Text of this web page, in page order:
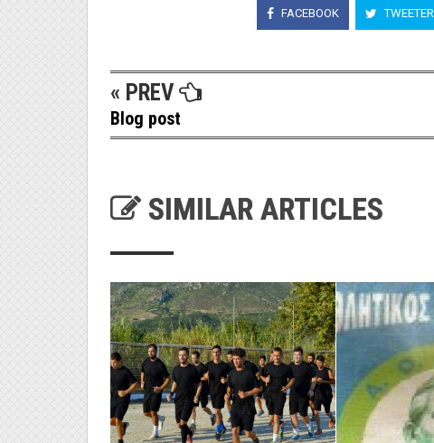
FACEBOOK TWEETER
« PREV
Blog post
SIMILAR ARTICLES